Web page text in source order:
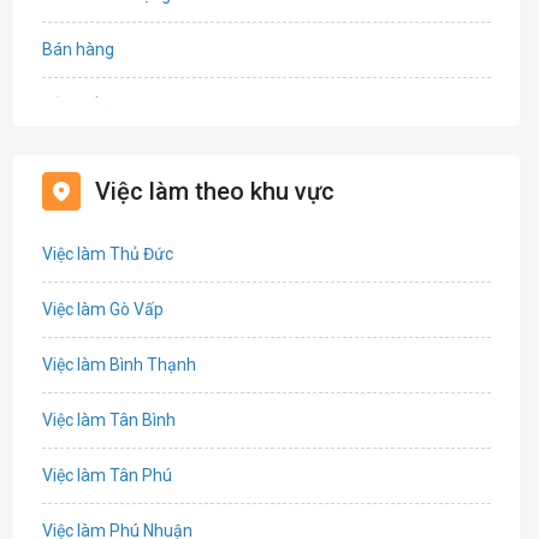
Bán hàng
Biên phiên dịch
Việc làm theo khu vực
Việc làm Thủ Đức
Việc làm Gò Vấp
Việc làm Bình Thạnh
Việc làm Tân Bình
Việc làm Tân Phú
Việc làm Phú Nhuận